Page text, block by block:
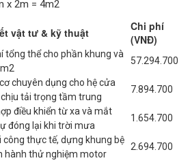
x 2m = 4m2
vật tư & kỹ thuật
Chi phí
(VNĐ)
tổng thể cho phần khung và
57.294.700
chuyên dụng cho hệ cửa
tải trọng tầm trung
7.894.700
điều khiển từ xa và mắt
đóng lại khi trời mưa
1.654.700
công thực tế, dựng khung bệ
hành thử nghiệm motor
2.694.700